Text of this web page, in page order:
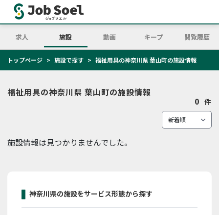
求人 施設 動画 キープ 閲覧履歴
トップページ 施設で探す 福祉用具の神奈川県 葉山町の施設情報
福祉用具の神奈川県 葉山町の施設情報
0 件
施設情報は見つかりませんでした。
神奈川県の施設をサービス形態から探す